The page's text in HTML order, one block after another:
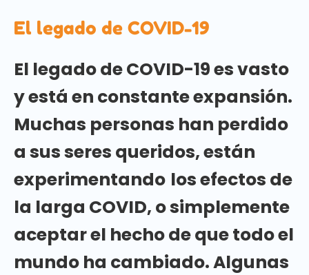
El legado de COVID-19
El legado de COVID-19 es vasto
y está en constante expansión.
Muchas personas han perdido
a sus seres queridos, están
experimentando los efectos de
la larga COVID, o simplemente
aceptar el hecho de que todo el
mundo ha cambiado. Algunas